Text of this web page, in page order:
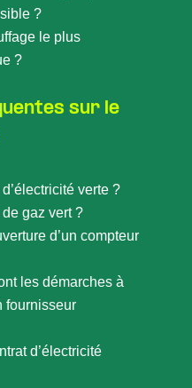
?
le plus
?
sur le
verte ?
gaz vert ?
d’un compteur
les démarches à
fournisseur
d’électricité